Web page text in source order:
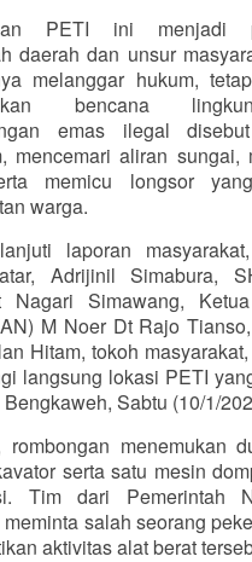
PETI ini menjadi
daerah dan unsur
melanggar hukum,
bencana
emas ilegal
mencemari aliran sungai,
memicu longsor
warga.
laporan
Adrijinil Simabura,
Nagari Simawang,
M Noer Dt Rajo
Hitam, tokoh
langsung lokasi PETI
Sabtu (10/1/
rombongan menemukan
serta satu mesin
Tim dari Pemerintah
salah seorang
aktivitas alat berat